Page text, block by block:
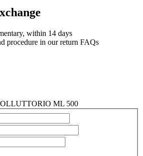
within 14 days
procedure in our return FAQs